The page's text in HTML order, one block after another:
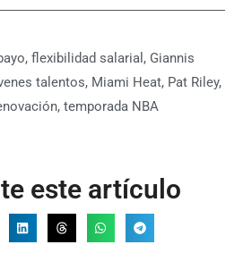
, flexibilidad salarial , Giannis
talentos, Miami Heat, Pat Riley,
, temporada NBA
este artículo